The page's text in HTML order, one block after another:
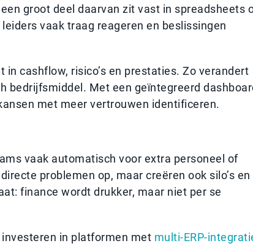
groot deel daarvan zit vast in spreadsheets
vaak traag reageren en beslissingen
cashflow, risico’s en prestaties. Zo verandert
bedrijfsmiddel. Met een geïntegreerd
met meer vertrouwen identificeren.
vaak automatisch voor extra personeel of
problemen op, maar creëren ook silo’s en
finance wordt drukker, maar niet per se
investeren in platformen met multi-ERP-